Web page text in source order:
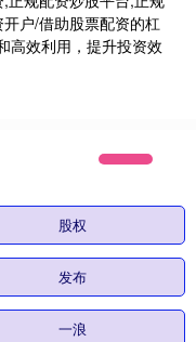
户/借助股票配资的杠
高效利用，提升投资效
股权
发布
一浪